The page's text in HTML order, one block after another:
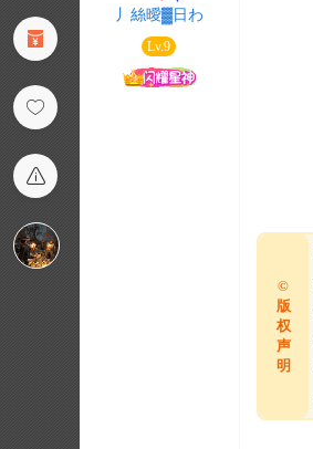
丿絲曖▓日わ
Lv.9
©
版
权
声
明